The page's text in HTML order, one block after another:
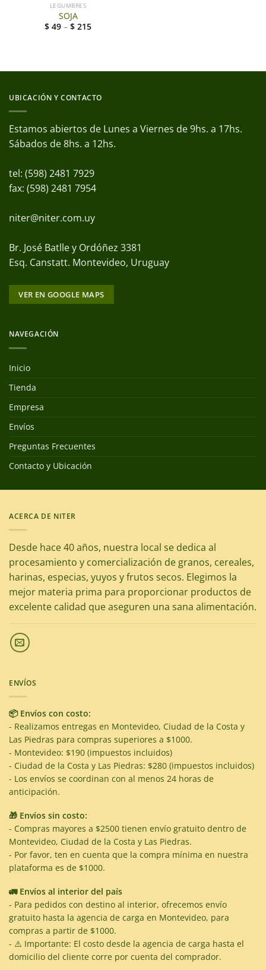
LEGUMBRES
SOJA
$ 49 – $ 215
UBICACIÓN Y CONTACTO
Estamos abiertos de Lunes a Viernes de 9hs. a 17hs.
Sábados de 8hs. a 12hs.
tel: (598) 2481 7929
fax: (598) 2481 7954
niter@niter.com.uy
Br. José Batlle y Ordóñez 3381
Esq. Canstatt. Montevideo, Uruguay
VER EN GOOGLE MAPS
NAVEGACIÓN
Inicio
Tienda
Empresa
Envíos
Preguntas Frecuentes
Contacto y Ubicación
ACERCA DE NITER
Desde hace 40 años, nuestra local se dedica al
procesamiento y comercialización de granos, cereales,
harinas, especias, yuyos y frutos secos. Elegimos la
mejor materia prima para proporcionar productos de
excelente calidad que aseguren una sana alimentación.
ENVÍOS
📦 Envíos con costo:
- Realizamos entregas en Montevideo, Ciudad de la Costa y
Las Piedras para compras superiores a $1000.
- Montevideo: $190 (impuestos incluidos)
- Ciudad de la Costa y Las Piedras: $280 (impuestos incluidos)
- Los envíos se coordinan con al menos 24 horas de
anticipación.
🎁 Envíos sin costo:
- Compras mayores a $2500 tienen envío gratuito dentro de
Montevideo, Ciudad de la Costa y Las Piedras.
- Por favor, ten en cuenta que la compra mínima en nuestra
plataforma es de $1000.
🚛 Envíos al interior del país
- Para pedidos con destino al interior, ofrecemos envío
gratuito hasta la agencia de carga en Montevideo, para
compras a partir de $1000.
- ⚠️ Importante: El costo desde la agencia de carga hasta el
domicilio del cliente corre por cuenta del comprador.